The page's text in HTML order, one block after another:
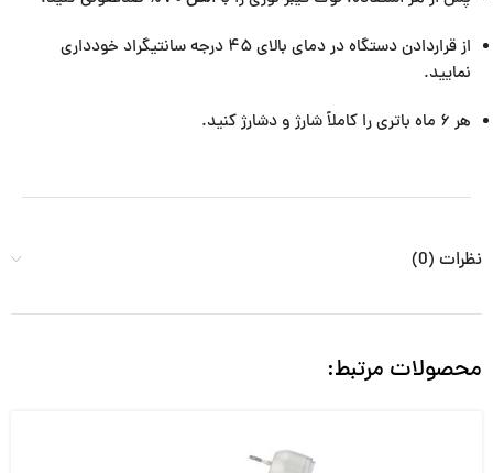
از قراردادن دستگاه در دمای بالای ۴۵ درجه سانتیگراد خودداری
نمایید.
هر ۶ ماه باتری را کاملاً شارژ و دشارژ کنید.
نظرات (0)
محصولات مرتبط: